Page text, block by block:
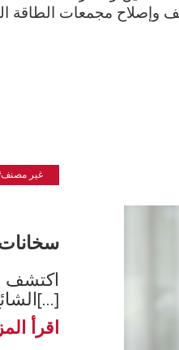
وإصلاح مجمعات
#غير مصنف
سخانات
اكتشف
الشائع منها مشاكل سخان الم[...]
اقرأ